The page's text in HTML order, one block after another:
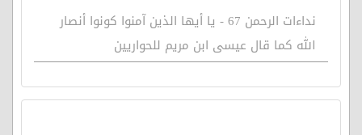
نداءات الرحمن 67 - يا أيها الذين آمنوا كونوا أنصار
الله كما قال عيسى ابن مريم للحواريين